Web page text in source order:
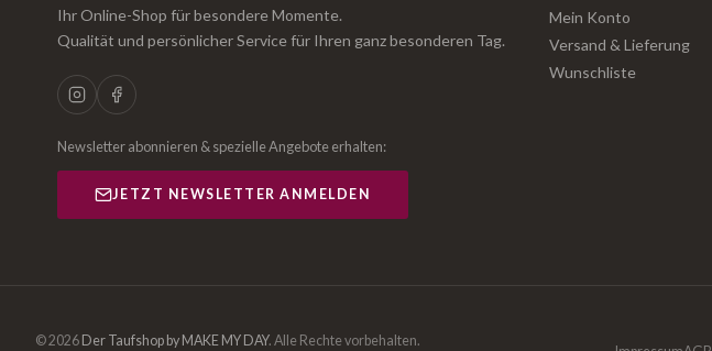
Ihr Online-Shop für besondere Momente.
Qualität und persönlicher Service für Ihren ganz besonderen Tag.
Newsletter abonnieren & spezielle Angebote erhalten:
JETZT NEWSLETTER ANMELDEN
Mein Konto
Versand & Lieferung
Wunschliste
© 2026 Der Taufshop by MAKE MY DAY. Alle Rechte vorbehalten.